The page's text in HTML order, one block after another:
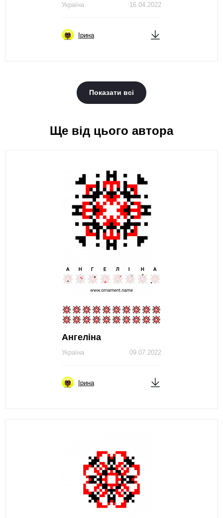
16.04.2022
Україна
Ірина
Показати всі
Ще від цього автора
Ангеліна
09.07.2022
Україна
Ірина